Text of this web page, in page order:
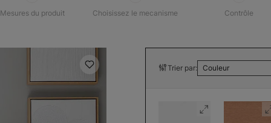
Mesures du produit Choisissez le mecanisme Contrôle
Trier par: Couleur